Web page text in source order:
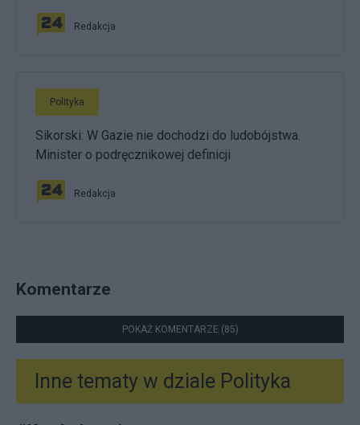
Redakcja
Polityka
Sikorski: W Gazie nie dochodzi do ludobójstwa.
Minister o podręcznikowej definicji
Redakcja
Komentarze
POKAŻ KOMENTARZE (85)
Inne tematy w dziale Polityka